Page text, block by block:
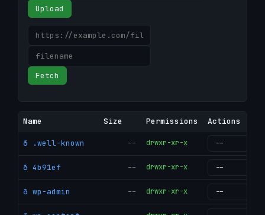
Upload
Fetch
Name Size Permissions Actions
ð .well-known -- drwxr-xr-x
ð 4b91ef -- drwxr-xr-x
ð wp-admin -- drwxr-xr-x